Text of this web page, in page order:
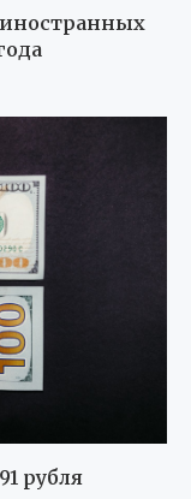
иностранных
рубля